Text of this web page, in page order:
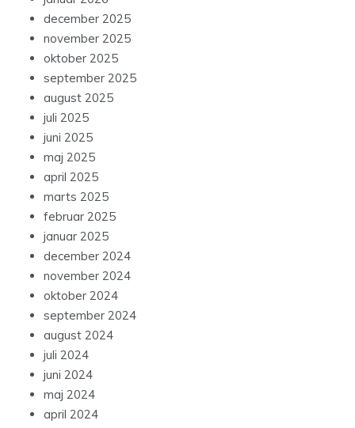
december 2025
november 2025
oktober 2025
september 2025
august 2025
juli 2025
juni 2025
maj 2025
april 2025
marts 2025
februar 2025
januar 2025
december 2024
november 2024
oktober 2024
september 2024
august 2024
juli 2024
juni 2024
maj 2024
april 2024